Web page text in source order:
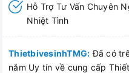
Hỗ Trợ Tư Vấn Chuyên
Nhiệt Tình
ThietbivesinhTMG: Đã có
năm Uy tín về cung cấp